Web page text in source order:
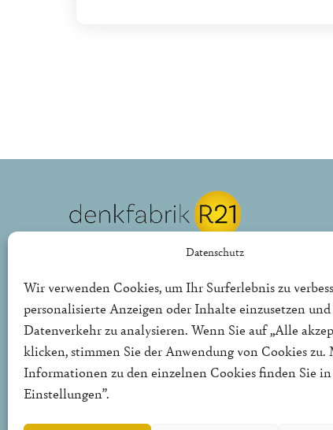
Datenschutz
Wir verwenden Cookies, um Ihr Surferlebnis zu
personalisierte Anzeigen oder Inhalte einzusetzen
Datenverkehr zu analysieren. Wenn Sie auf „Alle
klicken, stimmen Sie der Anwendung von Cookies zu.
Informationen zu den einzelnen Cookies finden Sie in
Einstellungen”.
Die Denkfabrik R21 ist ein politischer
in Deutschland und Europa.